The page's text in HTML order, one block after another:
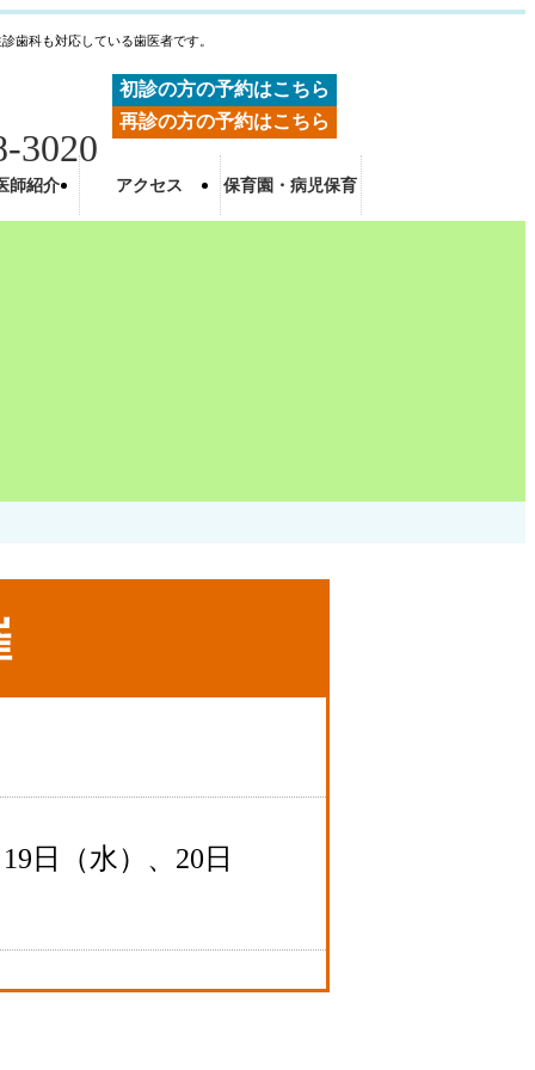
歯科も対応している歯医者です。
3020
初診の方の予約はこちら
再診の方の予約はこちら
師紹介 アクセス 保育園・病児保育
日（水）、20日